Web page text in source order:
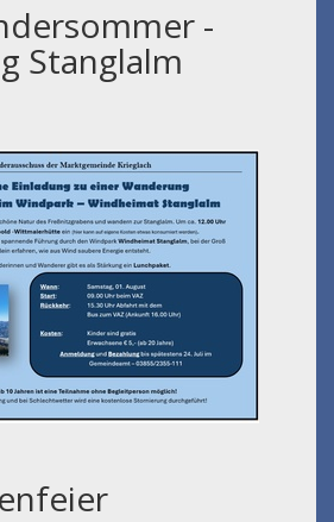
-
Stanglalm